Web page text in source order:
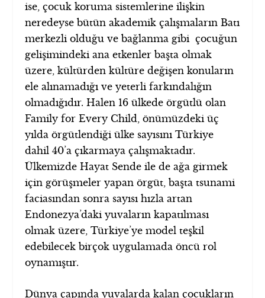
ise, çocuk koruma sistemlerine ilişkin
neredeyse bütün akademik çalışmaların Batı
merkezli olduğu ve bağlanma gibi çocuğun
gelişimindeki ana etkenler başta olmak
üzere, kültürden kültüre değişen konuların
ele alınamadığı ve yeterli farkındalığın
olmadığıdır. Halen 16 ülkede örgütlü olan
Family for Every Child, önümüzdeki üç
yılda örgütlendiği ülke sayısını Türkiye
dahil 40’a çıkarmaya çalışmaktadır.
Ülkemizde Hayat Sende ile de ağa girmek
için görüşmeler yapan örgüt, başta tsunami
faciasından sonra sayısı hızla artan
Endonezya’daki yuvaların kapatılması
olmak üzere, Türkiye’ye model teşkil
edebilecek birçok uygulamada öncü rol
oynamıştır.
Dünya çapında yuvalarda kalan çocukların